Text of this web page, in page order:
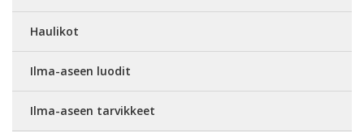
Haulikot
Ilma-aseen luodit
Ilma-aseen tarvikkeet